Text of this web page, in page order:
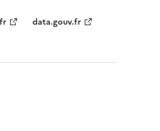
data.gouv.fr